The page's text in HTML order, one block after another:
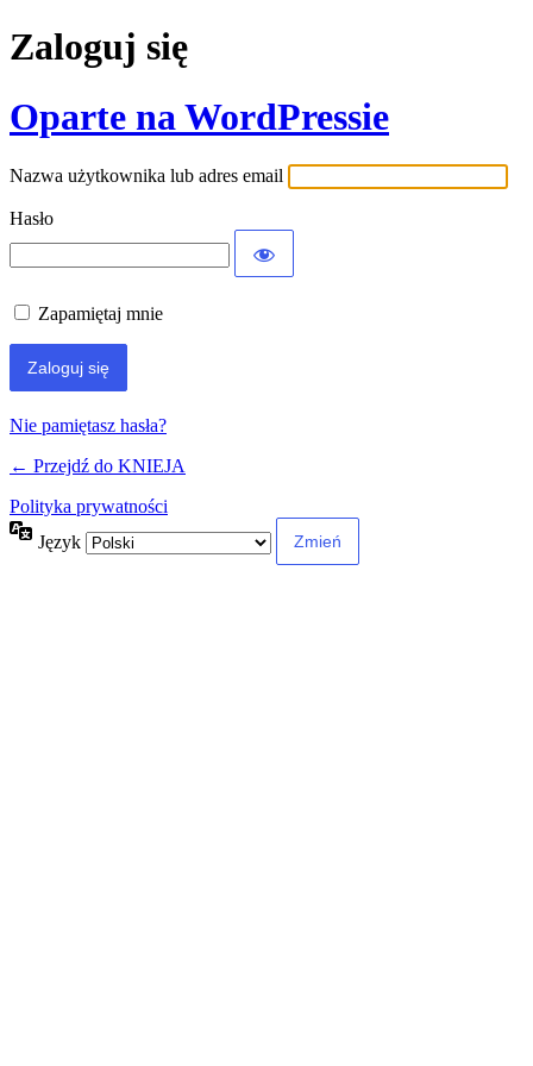
Zaloguj się
Oparte na WordPressie
Nazwa użytkownika lub adres email
Hasło
Zapamiętaj mnie
Nie pamiętasz hasła?
← Przejdź do KNIEJA
Polityka prywatności
Język